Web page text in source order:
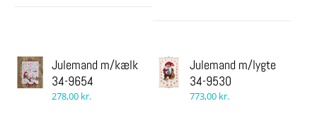
Julemand m/kælk
34-9654
278,00 kr.
Julemand m/lygte
34-9530
773,00 kr.